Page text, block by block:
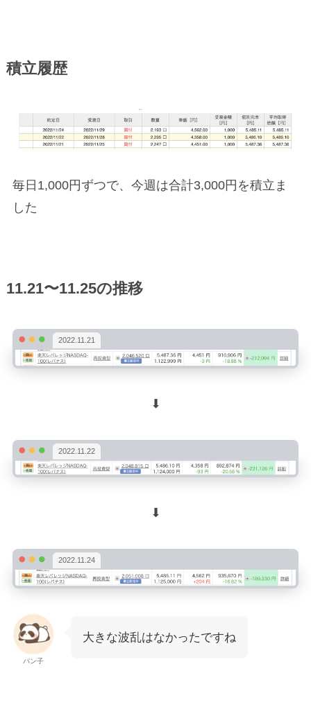
積立履歴
毎日1,000円ずつで、今週は合計3,000円を積立ま
した
11.21〜11.25の推移
2022.11.21
⬇︎
2022.11.22
⬇︎
2022.11.24
パン子
大きな波乱はなかったですね